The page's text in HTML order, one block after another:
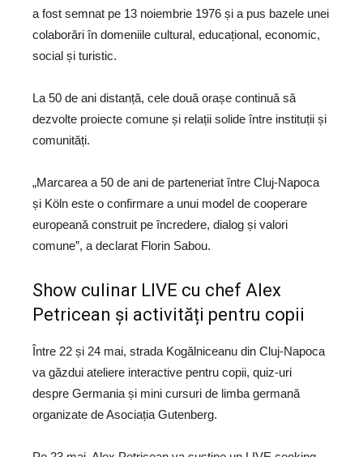
a fost semnat pe 13 noiembrie 1976 și a pus bazele unei
colaborări în domeniile cultural, educațional, economic,
social și turistic.
La 50 de ani distanță, cele două orașe continuă să
dezvolte proiecte comune și relații solide între instituții și
comunități.
„Marcarea a 50 de ani de parteneriat între Cluj-Napoca
și Köln este o confirmare a unui model de cooperare
europeană construit pe încredere, dialog și valori
comune”, a declarat Florin Sabou.
Show culinar LIVE cu chef Alex
Petricean și activități pentru copii
Între 22 și 24 mai, strada Kogălniceanu din Cluj-Napoca
va găzdui ateliere interactive pentru copii, quiz-uri
despre Germania și mini cursuri de limba germană
organizate deAsociația Gutenberg.